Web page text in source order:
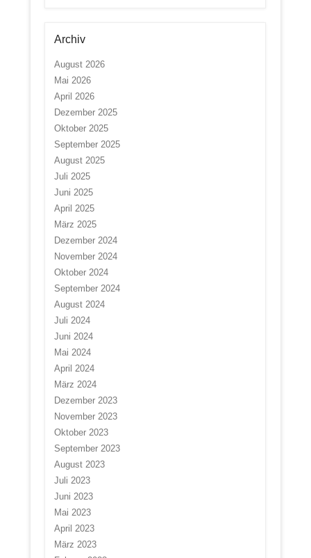
Archiv
August 2026
Mai 2026
April 2026
Dezember 2025
Oktober 2025
September 2025
August 2025
Juli 2025
Juni 2025
April 2025
März 2025
Dezember 2024
November 2024
Oktober 2024
September 2024
August 2024
Juli 2024
Juni 2024
Mai 2024
April 2024
März 2024
Dezember 2023
November 2023
Oktober 2023
September 2023
August 2023
Juli 2023
Juni 2023
Mai 2023
April 2023
März 2023